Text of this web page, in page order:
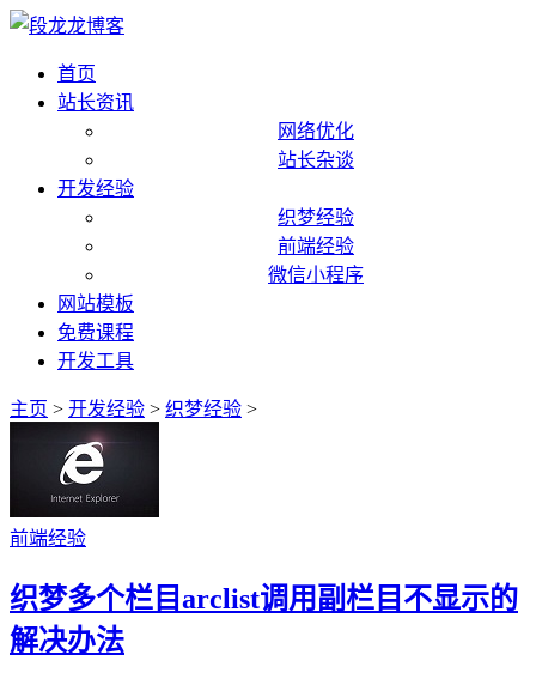
首页
站长资讯
网络优化
站长杂谈
开发经验
织梦经验
前端经验
微信小程序
网站模板
免费课程
开发工具
主页 > 开发经验 > 织梦经验 >
前端经验
织梦多个栏目arclist调用副栏目不显示的
解决办法